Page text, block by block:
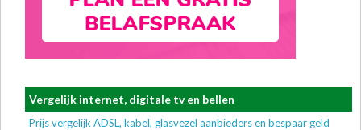
Vergelijk internet, digitale tv en bellen
Prijs vergelijk ADSL, kabel, glasvezel aanbieders en bespaar geld